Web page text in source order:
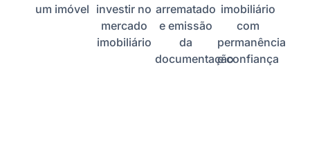
um imóvel investir no
mercado
imobiliário
arrematado
e emissão
da
documentação
imobiliário
com
permanência
e confiança